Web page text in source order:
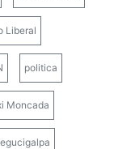
Liberal
politica
Moncada